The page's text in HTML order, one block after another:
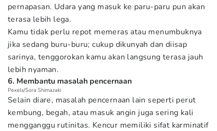
pernapasan. Udara yang masuk ke paru-paru pun akan
terasa lebih lega.
Kamu tidak perlu repot memeras atau menumbuknya
jika sedang buru-buru; cukup dikunyah dan diisap
sarinya, tenggorokan kamu akan langsung terasa jauh
lebih nyaman.
6. Membantu masalah pencernaan
Pexels/Sora Shimazaki
Selain diare, masalah pencernaan lain seperti perut
kembung, begah, atau masuk angin juga sering kali
mengganggu rutinitas. Kencur memiliki sifat karminatif